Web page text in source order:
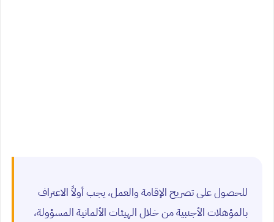
للحصول على تصريح الإقامة والعمل، يجب أولاً الاعتراف
بالمؤهلات الأجنبية من خلال الهيئات الألمانية المسؤولة،